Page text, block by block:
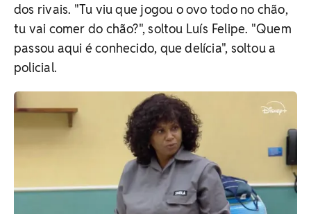
dos rivais. "Tu viu que jogou o ovo todo no chão,
tu vai comer do chão?", soltou Luís Felipe. "Quem
passou aqui é conhecido, que delícia", soltou a
policial.